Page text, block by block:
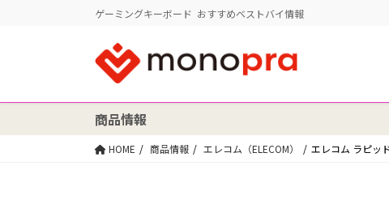
ゲーミングキーボード おすすめベストバイ情報
商品情報
HOME 商品情報 エレコム（ELECOM） エレコム ラピッ